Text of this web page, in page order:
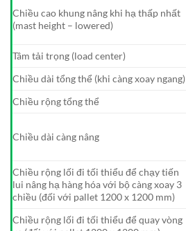
Chiều cao khung nâng khi hạ thấp nhất
(mast height – lowered)
Tâm tải trọng (load center)
Chiều dài tổng thể (khi càng xoay ngang)
Chiều rộng tổng thể
Chiều dài càng nâng
Chiều rộng lối đi tối thiểu để chạy tiến
lui nâng hạ hàng hóa với bộ càng xoay 3
chiều (đối với pallet 1200 x 1200 mm)
Chiều rộng lối đi tối thiểu để quay vòng